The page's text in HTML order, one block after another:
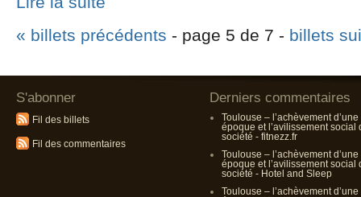
« billets précédents - page 5 de 7 - billets
S'abonner
Fil des billets
Fil des commentaires
Derniers commentaires
Toulouse – l’achèvement d’une
époque et l’avilissement social
société - fitnezz.fr
Toulouse – l’achèvement d’une
époque et l’avilissement social
société - Hotel and Sleep
Toulouse – l’achèvement d’une